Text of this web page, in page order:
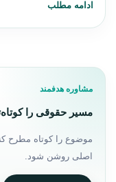
ادامه مطلب
مشاوره هدفمند
مسیر حقوقی را
موضوع را کوتاه مطرح
اصلی روشن شود.